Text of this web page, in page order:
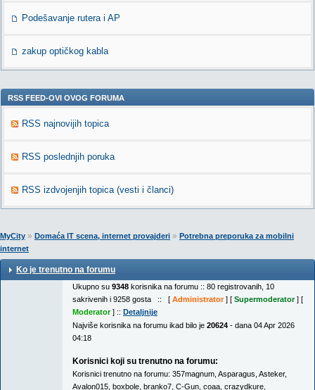
Podešavanje rutera i AP
zakup optičkog kabla
RSS FEED-OVI OVOG FORUMA
RSS najnovijih topica
RSS poslednjih poruka
RSS izdvojenjih topica (vesti i članci)
MyCity » Domaća IT scena, internet provajderi » Potrebna preporuka za mobilni
internet
Ko je trenutno na forumu
Ukupno su 9348 korisnika na forumu :: 80 registrovanih, 10
sakrivenih i 9258 gosta :: [ Administrator] [ Supermoderator] [
Moderator] :: Detaljnije
Najviše korisnika na forumu ikad bilo je 20624 - dana 04 Apr 2026
04:18
Korisnici koji su trenutno na forumu:
Korisnici trenutno na forumu: 357magnum Asparagus Asteker,
Avalon015 boxbole branko7 C-Gun coaa crazydkure